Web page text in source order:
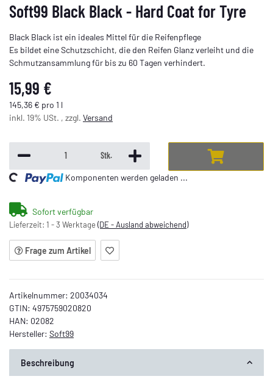
Soft99 Black Black - Hard Coat for Tyre
Black Black ist ein ideales Mittel für die Reifenpflege
Es bildet eine Schutzschicht, die den Reifen Glanz verleiht und die
Schmutzansammlung für bis zu 60 Tagen verhindert.
15,99 €
145,36 € pro 1 l
inkl. 19% USt. , zzgl. Versand
Stk.
Komponenten werden geladen ...
Sofort verfügbar
Lieferzeit: 1 - 3 Werktage (DE - Ausland abweichend)
Frage zum Artikel
Artikelnummer: 20034034
GTIN: 4975759020820
HAN: 02082
Hersteller: Soft99
Beschreibung